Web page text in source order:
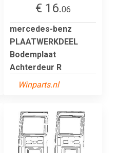
€ 16.06
mercedes-benz
PLAATWERKDEEL
Bodemplaat
Achterdeur R
Winparts.nl